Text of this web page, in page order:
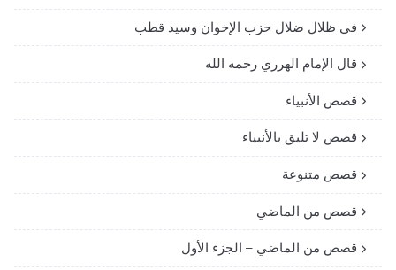
في ظلال ضلال حزب الإخوان وسيد قطب
قال الإمام الهرري رحمه الله
قصص الأنبياء
قصص لا تليق بالأنبياء
قصص متنوعة
قصص من الماضي
قصص من الماضي – الجزء الأول